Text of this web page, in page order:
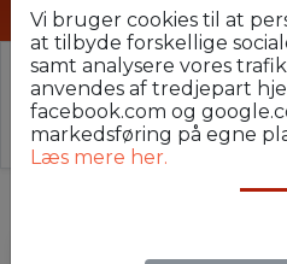
⚠️ Denne
Stillingen er ikke
lignende
Vi bruger cookies til at
at tilbyde forskellige
samt analysere vores
anvendes af tredjepart
facebook.com og
markedsføring på egne
Læs mere her.